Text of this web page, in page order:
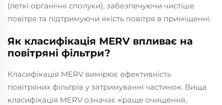
(леткі органічні сполуки), забезпечуючи чистіше
повітря та підтримуючи якість повітря в приміщенні.
Як класифікація MERV впливає на
повітряні фільтри?
Класифікація MERV вимірює ефективність
повітряних фільтрів у затримуванні частинок. Вища
класифікація MERV означає краще очищення,